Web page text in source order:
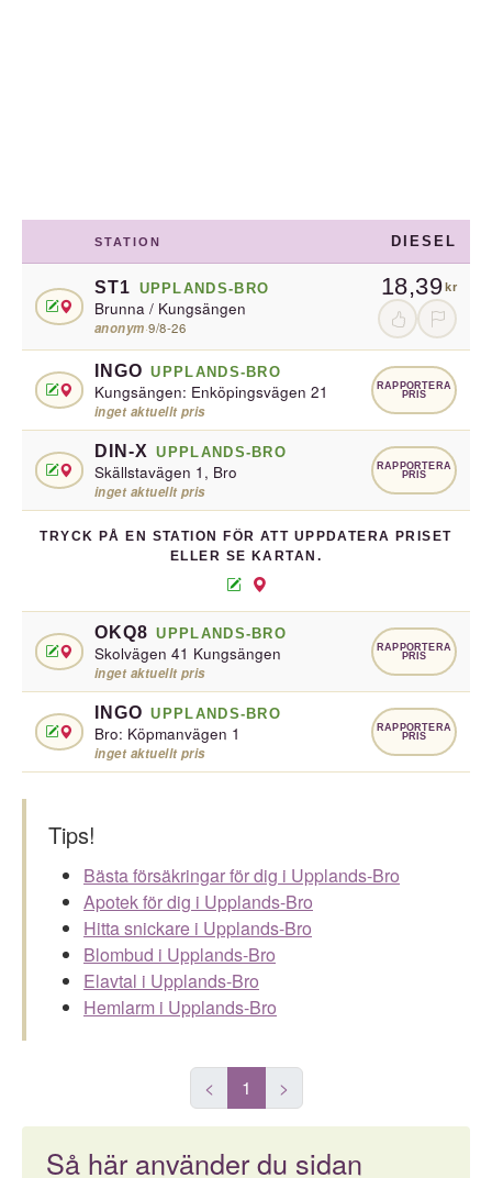
STATION DIESEL
ST1 UPPLANDS-BRO
Brunna / Kungsängen
anonym·9/8-26
18,39kr
INGO UPPLANDS-BRO
Kungsängen: Enköpingsvägen 21
inget aktuellt pris
RAPPORTERA
PRIS
DIN-X UPPLANDS-BRO
Skällstavägen 1, Bro
inget aktuellt pris
RAPPORTERA
PRIS
TRYCK PÅ EN STATION FÖR ATT UPPDATERA PRISET
ELLER SE KARTAN.
OKQ8 UPPLANDS-BRO
Skolvägen 41 Kungsängen
inget aktuellt pris
RAPPORTERA
PRIS
INGO UPPLANDS-BRO
Bro: Köpmanvägen 1
inget aktuellt pris
RAPPORTERA
PRIS
Tips!
Bästa försäkringar för dig i Upplands-Bro
Apotek för dig i Upplands-Bro
Hitta snickare i Upplands-Bro
Blombud i Upplands-Bro
Elavtal i Upplands-Bro
Hemlarm i Upplands-Bro
< 1 >
Så här använder du sidan